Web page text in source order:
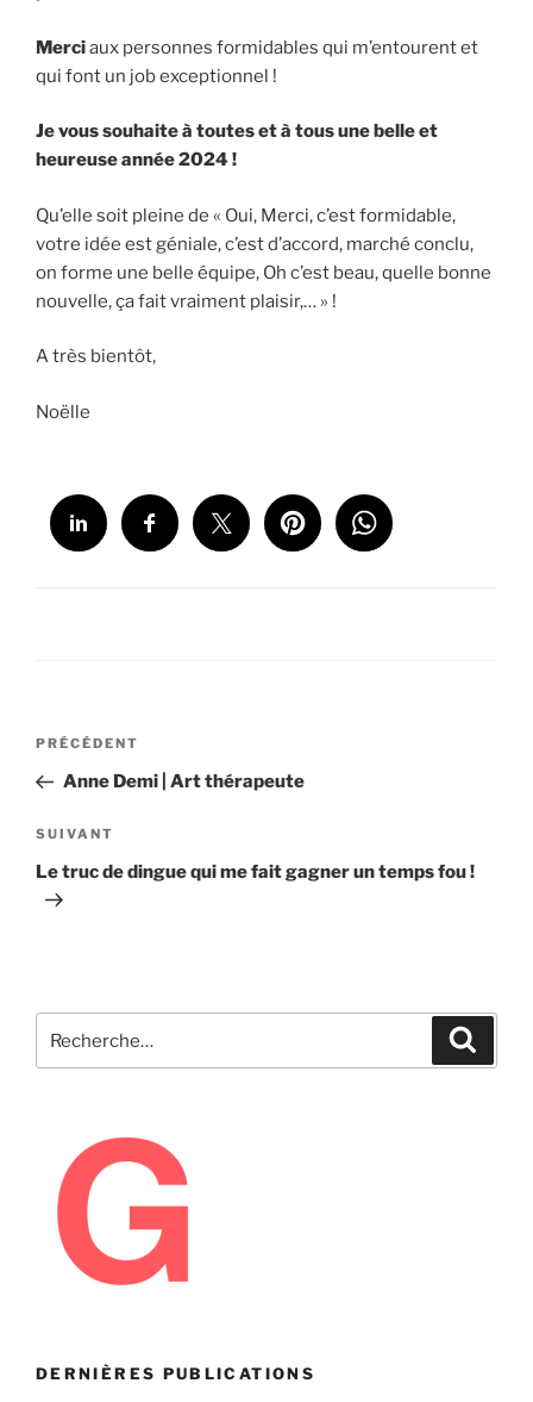
Merciaux personnes formidables qui m’entourent et
qui font un job exceptionnel !
Je vous souhaite à toutes et à tous une belle et
heureuse année 2024 !
Qu’elle soit pleine de « Oui, Merci, c’est formidable,
votre idée est géniale, c’est d’accord, marché conclu,
on forme une belle équipe, Oh c’est beau, quelle bonne
nouvelle, ça fait vraiment plaisir,… » !
A très bientôt,
Noëlle
Navigation
l’article
Article
précédent
PRÉCÉDENT
Anne Demi | Art thérapeute
Article
suivant
SUIVANT
Le truc de dingue qui me fait gagner un temps fou !
pour
DERNIÈRES PUBLICATIONS